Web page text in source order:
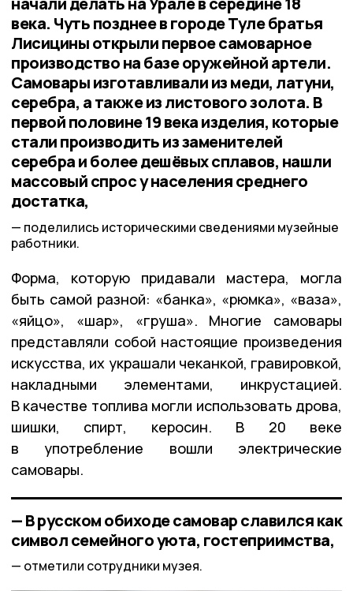
века. Чуть позднее в городе Туле братья
Лисицины открыли первое самоварное
производство на базе оружейной артели.
Самовары изготавливали из меди, латуни,
серебра, а также из листового золота. В
первой половине 19 века изделия, которые
стали производить из заменителей
серебра и более дешёвых сплавов, нашли
массовый спрос у населения среднего
достатка,
поделились историческими сведениями музейные
работники.
Форма, которую придавали мастера, могла
быть самой разной: «банка», «рюмка», «ваза»,
«яйцо», «шар», «груша». Многие самовары
представляли собой настоящие произведения
искусства, их украшали чеканкой, гравировкой,
накладными элементами, инкрустацией.
В качестве топлива могли использовать дрова,
шишки, спирт, керосин. В 20 веке
в употребление вошли электрические
самовары.
— В русском обиходе самовар славился как
символ семейного уюта, гостеприимства,
отметили сотрудники музея.